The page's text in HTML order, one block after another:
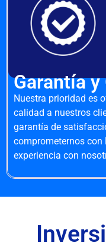
Garantía y
Nuestra prioridad es
calidad a nuestros
garantía de
comprometernos con
experiencia con